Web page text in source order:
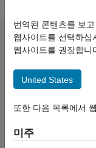
How to
calculate
circular
mean
every 8
cells?
번역된 콘텐츠를 보
웹사이트를 선택하십
웹사이트를 권장합니
United States
또한 다음 목록에서
미주